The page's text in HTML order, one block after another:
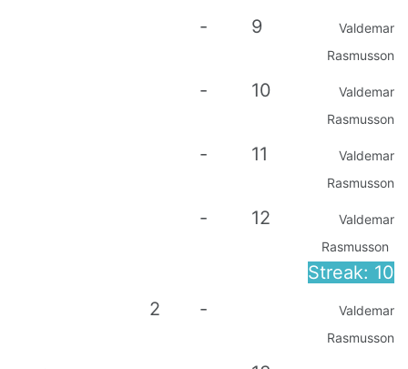
- 9
Valdemar
Rasmusson
- 10
Valdemar
Rasmusson
- 11
Valdemar
Rasmusson
- 12
Valdemar
Rasmusson
Streak: 10
2
-
Valdemar
Rasmusson